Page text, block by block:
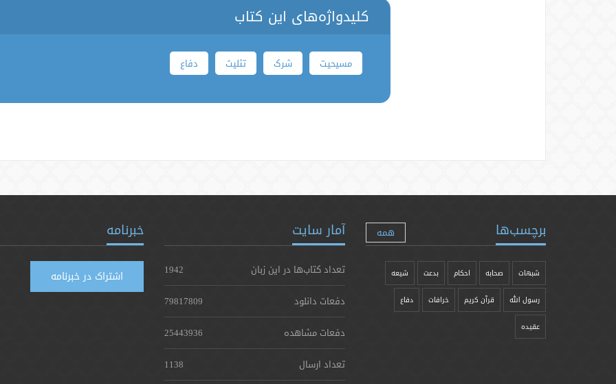
کلیدواژه‌های این کتاب
مسیحیت شرک تثلیث دفاع
برچسب‌ها همه
شبهات صحابه احکام بدعت شیعه
رسول الله قرآن کریم خرافات دفاع
عقیده
آمار سایت
تعداد کتاب‌ها در این زبان
1942
دفعات دانلود
79817809
دفعات مشاهده
25443936
تعداد ارسال
1138
خبرنامه
اشتراک در خبرنامه